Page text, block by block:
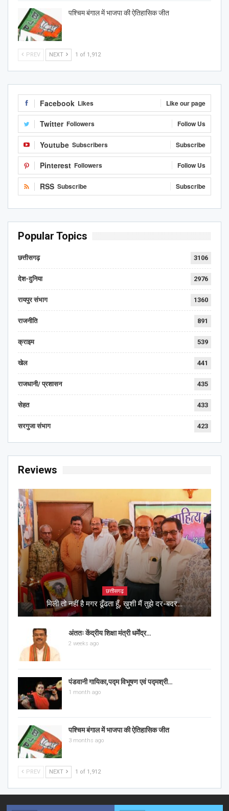
पश्चिम बंगाल में भाजपा की ऐतिहासिक जीत
PREV NEXT 1 of 1,912
Facebook Likes Like our page
Twitter Followers Follow Us
Youtube Subscribers Subscribe
Pinterest Followers Follow Us
RSS Subscribe Subscribe
Popular Topics
छत्तीसगढ़ 3106
देश-दुनिया 2976
रायपुर संभाग 1360
राजनीति 891
क्राइम 539
खेल 441
राजधानी/ प्रशासन 435
सेहत 433
सरगुजा संभाग 423
Reviews
छत्तीसगढ़
मिली तो नहीं है मगर ढूँढता हूँ, ख़ुशी मैं तुझे दर-बदर…
अंततः केंद्रीय शिक्षा मंत्री धर्मेंद्र…
2 weeks ago
पंडवानी गायिका,पद्म विभूषण एवं पद्मश्री…
1 month ago
पश्चिम बंगाल में भाजपा की ऐतिहासिक जीत
3 months ago
PREV NEXT 1 of 1,912